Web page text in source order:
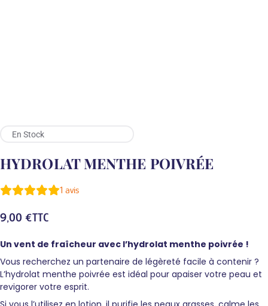
En Stock
HYDROLAT MENTHE POIVRÉE
1 avis
9,00 €TTC
Un vent de fraîcheur avec l’hydrolat menthe poivrée !
Vous recherchez un partenaire de légèreté facile à contenir ?
L’hydrolat menthe poivrée est idéal pour apaiser votre peau et
revigorer votre esprit.